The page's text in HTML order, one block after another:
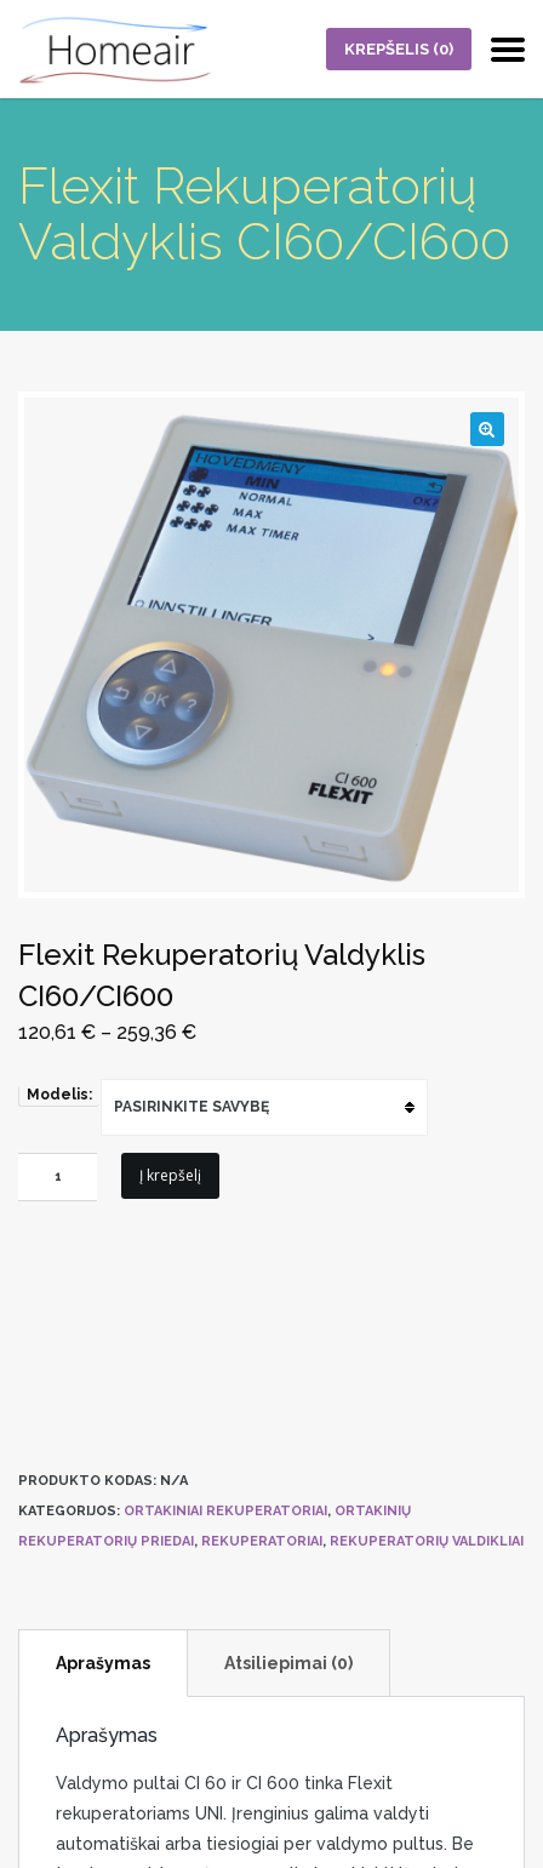
KREPŠELIS (0)
Flexit Rekuperatorių
Valdyklis CI60/CI600
Flexit Rekuperatorių Valdyklis
CI60/CI600
120,61 € – 259,36 €
Modelis:
PASIRINKITE SAVYBĘ
kiekis:
Į krepšelį
PRODUKTO KODAS: N/A
KATEGORIJOS: ORTAKINIAI REKUPERATORIAI, ORTAKINIŲ
REKUPERATORIŲ PRIEDAI, REKUPERATORIAI, REKUPERATORIŲ VALDIKLIAI
Aprašymas Atsiliepimai (0)
Aprašymas
Valdymo pultai CI 60 ir CI 600 tinka Flexit
rekuperatoriams UNI. Įrenginius galima valdyti
automatiškai arba tiesiogiai per valdymo pultus. Be